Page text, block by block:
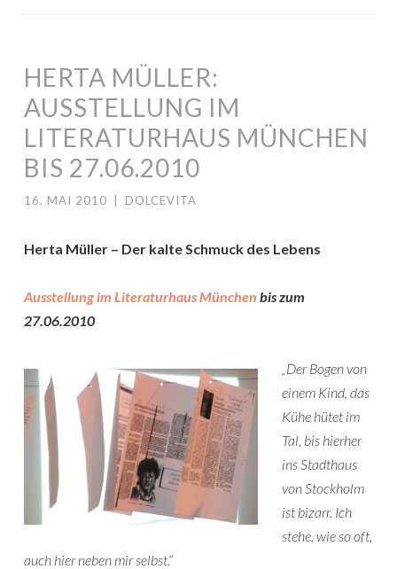
HERTA MÜLLER:
AUSSTELLUNG IM
LITERATURHAUS MÜNCHEN
BIS 27.06.2010
16. MAI 2010 DOLCEVITA
Herta Müller – Der kalte Schmuck des Lebens
Ausstellung im Literaturhaus München bis zum
27.06.2010
„Der Bogen von
einem Kind, das
Kühe hütet im
Tal, bis hierher
ins Stadthaus
von Stockholm
ist bizarr. Ich
stehe, wie so oft,
auch hier neben mir selbst.“